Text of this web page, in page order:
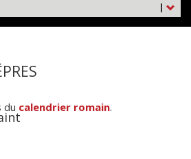
|
du calendrier romain.